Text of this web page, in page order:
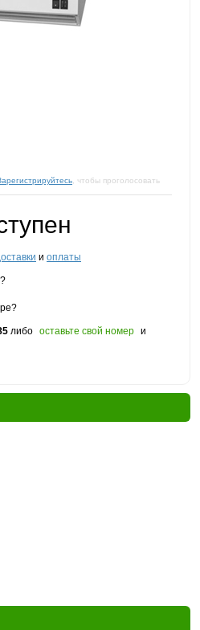
, чтобы проголосовать
и оплаты
либо оставьте свой номер и